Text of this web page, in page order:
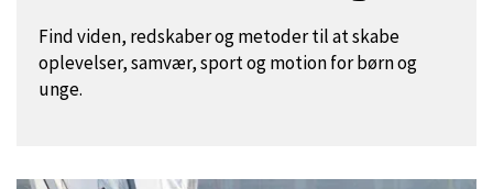
Find viden, redskaber og metoder til at skabe
oplevelser, samvær, sport og motion for børn og
unge.